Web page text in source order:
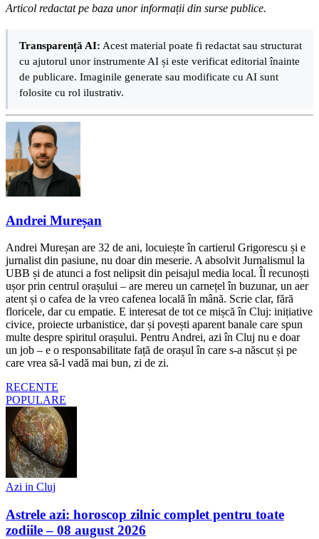
Articol redactat pe baza unor informații din surse publice.
Transparență AI: Acest material poate fi redactat sau structurat
cu ajutorul unor instrumente AI și este verificat editorial înainte
de publicare. Imaginile generate sau modificate cu AI sunt
folosite cu rol ilustrativ.
Andrei Mureșan
Andrei Mureșan are 32 de ani, locuiește în cartierul Grigorescu și e
jurnalist din pasiune, nu doar din meserie. A absolvit Jurnalismul la
UBB și de atunci a fost nelipsit din peisajul media local. Îl recunoști
ușor prin centrul orașului – are mereu un carnețel în buzunar, un aer
atent și o cafea de la vreo cafenea locală în mână. Scrie clar, fără
floricele, dar cu empatie. E interesat de tot ce mișcă în Cluj: inițiative
civice, proiecte urbanistice, dar și povești aparent banale care spun
multe despre spiritul orașului. Pentru Andrei, azi în Cluj nu e doar
un job – e o responsabilitate față de orașul în care s-a născut și pe
care vrea să-l vadă mai bun, zi de zi.
RECENTE
POPULARE
Azi in Cluj
Astrele azi: horoscop zilnic complet pentru toate
zodiile – 08 august 2026